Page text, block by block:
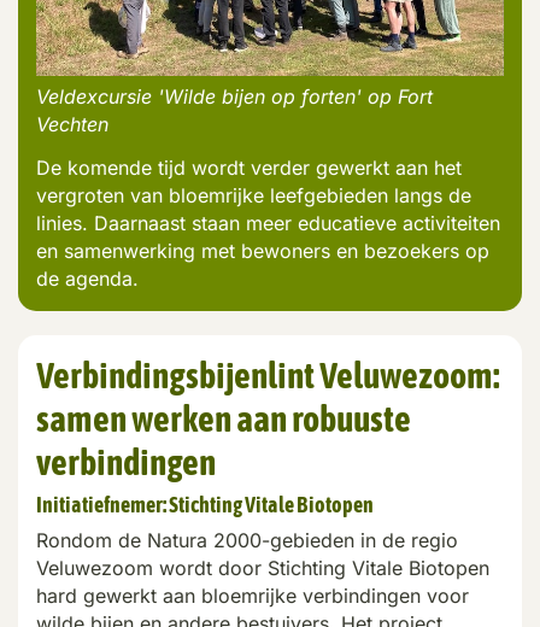
Veldexcursie 'Wilde bijen op forten' op Fort
Vechten
De komende tijd wordt verder gewerkt aan het
vergroten van bloemrijke leefgebieden langs de
linies. Daarnaast staan meer educatieve activiteiten
en samenwerking met bewoners en bezoekers op
de agenda.
Verbindingsbijenlint Veluwezoom:
samen werken aan robuuste
verbindingen
Initiatiefnemer:Stichting Vitale Biotopen
Rondom de Natura 2000-gebieden in de regio
Veluwezoom wordt door Stichting Vitale Biotopen
hard gewerkt aan bloemrijke verbindingen voor